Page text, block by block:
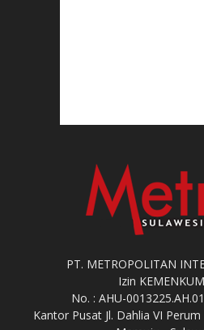
PT. METROPOLITAN
Izin
No. : AHU-
Kantor Pusat Jl. Dahlia VI